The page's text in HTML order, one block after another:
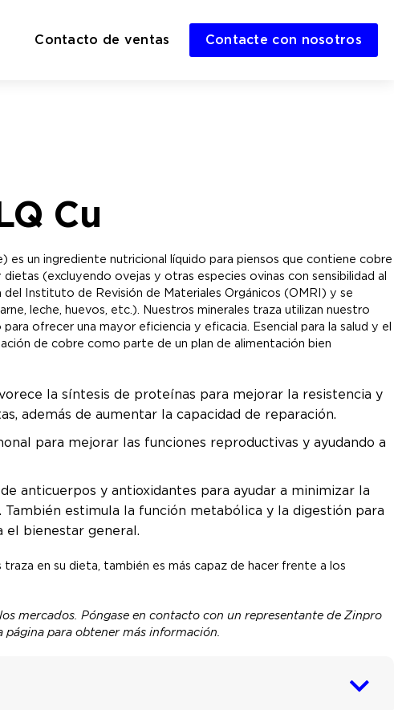
Contacto de ventas Contacte con nosotros
Cu
un ingrediente nutricional líquido para piensos que contiene cobre
(excluyendo ovejas y otras especies ovinas con sensibilidad al
Instituto de Revisión de Materiales Orgánicos (OMRI) y se
leche, huevos, etc.). Nuestros minerales traza utilizan nuestro
ofrecer una mayor eficiencia y eficacia. Esencial para la salud y el
de cobre como parte de un plan de alimentación bien
la síntesis de proteínas para mejorar la resistencia y
además de aumentar la capacidad de reparación.
para mejorar las funciones reproductivas y ayudando a
anticuerpos y antioxidantes para ayudar a minimizar la
estimula la función metabólica y la digestión para
el bienestar general.
en su dieta, también es más capaz de hacer frente a los
mercados. Póngase en contacto con un representante de Zinpro
para obtener más información.